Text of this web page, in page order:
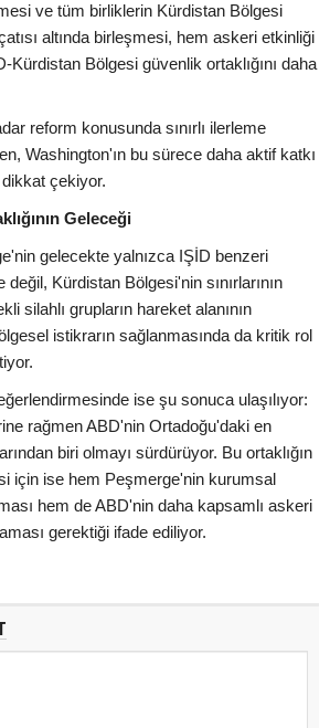
ve tüm birliklerin Kürdistan Bölgesi
altında birleşmesi, hem askeri etkinliği
Kürdistan Bölgesi güvenlik ortaklığını daha
reform konusunda sınırlı ilerleme
Washington'ın bu sürece daha aktif katkı
dikkat çekiyor.
Geleceği
gelecekte yalnızca IŞİD benzeri
Kürdistan Bölgesi'nin sınırlarının
silahlı grupların hareket alanının
istikrarın sağlanmasında da kritik rol
ise şu sonuca ulaşılıyor:
rağmen ABD'nin Ortadoğu'daki en
biri olmayı sürdürüyor. Bu ortaklığın
için ise hem Peşmerge'nin kurumsal
hem de ABD'nin daha kapsamlı askeri
gerektiği ifade ediliyor.